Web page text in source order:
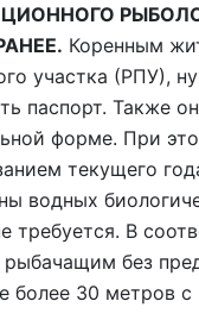
Коренным
участка (РПУ),
паспорт. Также
форме. При
текущего
водных
требуется. В
без
более 30 метров